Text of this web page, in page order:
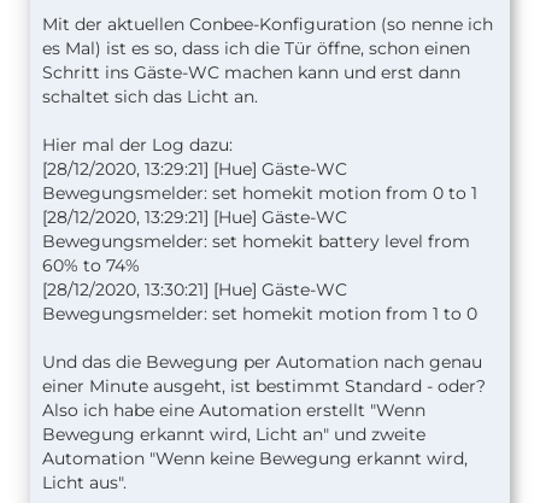
Mit der aktuellen Conbee-Konfiguration (so nenne ich
es Mal) ist es so, dass ich die Tür öffne, schon einen
Schritt ins Gäste-WC machen kann und erst dann
schaltet sich das Licht an.
Hier mal der Log dazu:
[28/12/2020, 13:29:21] [Hue] Gäste-WC
Bewegungsmelder: set homekit motion from 0 to 1
[28/12/2020, 13:29:21] [Hue] Gäste-WC
Bewegungsmelder: set homekit battery level from
60% to 74%
[28/12/2020, 13:30:21] [Hue] Gäste-WC
Bewegungsmelder: set homekit motion from 1 to 0
Und das die Bewegung per Automation nach genau
einer Minute ausgeht, ist bestimmt Standard - oder?
Also ich habe eine Automation erstellt "Wenn
Bewegung erkannt wird, Licht an" und zweite
Automation "Wenn keine Bewegung erkannt wird,
Licht aus".